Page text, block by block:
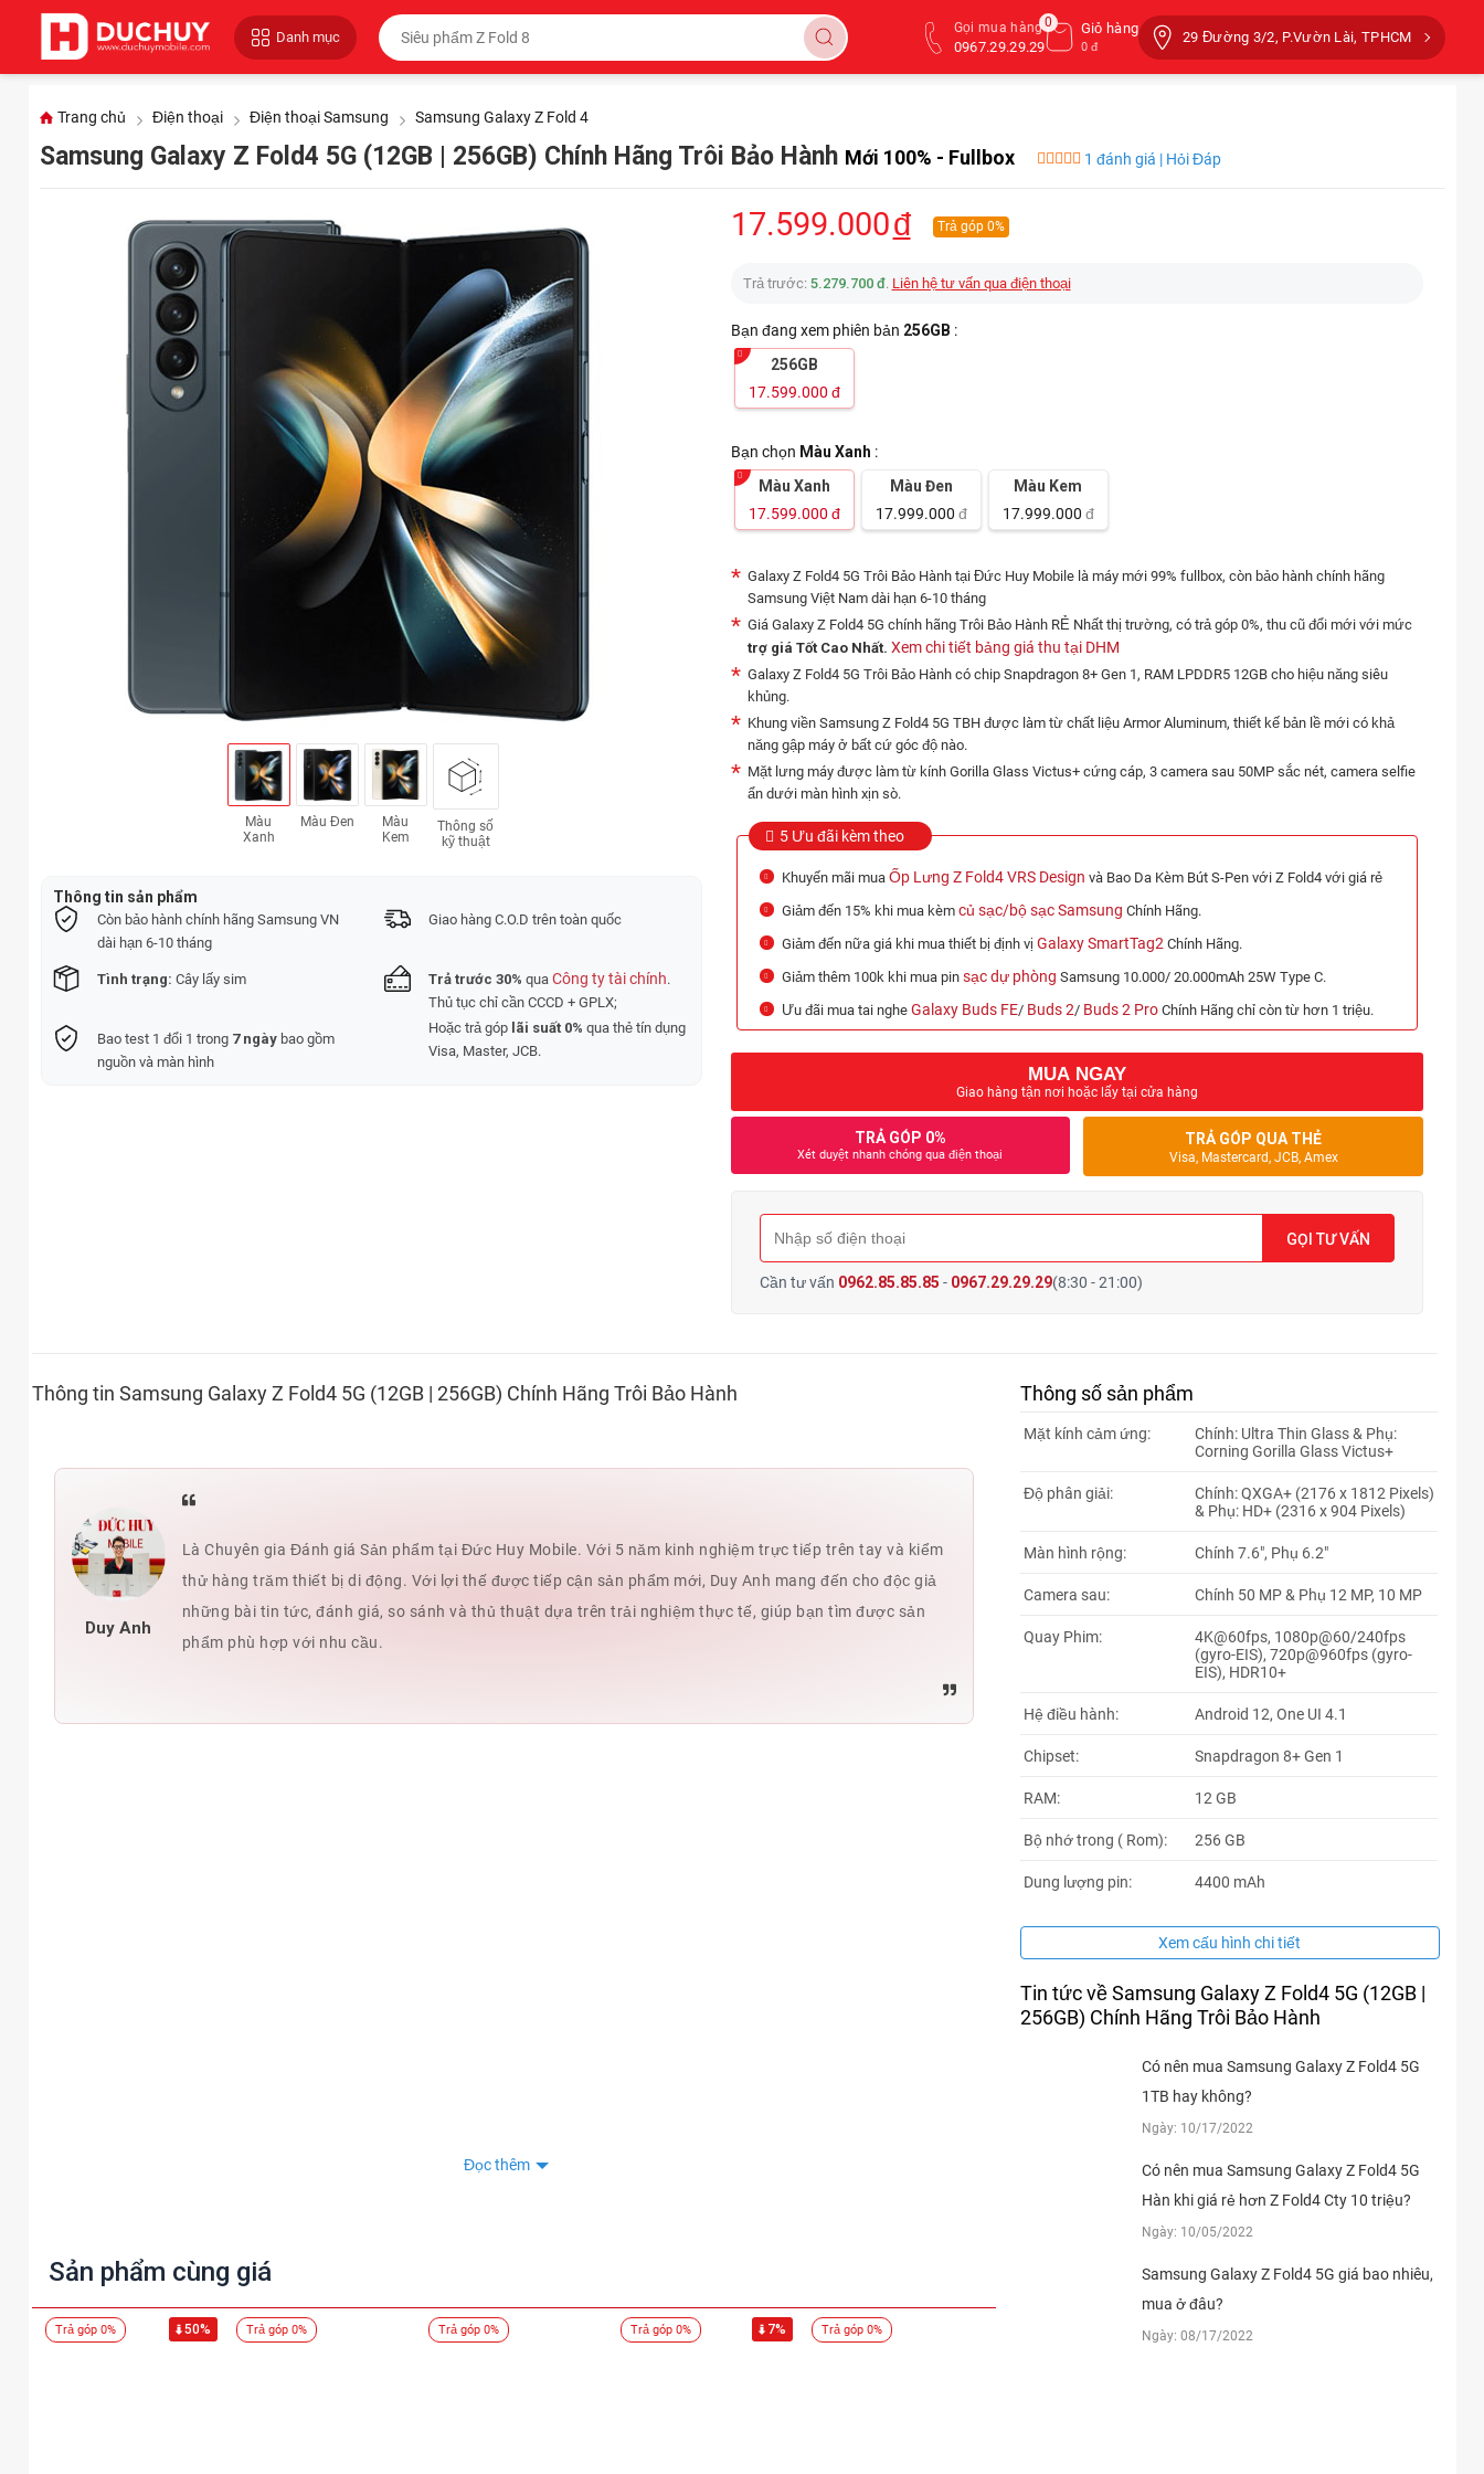
Danh mục
Gọi mua hàng
0967.29.29.29
Giỏ hàng
0 đ
0
29 Đường 3/2, P.Vườn Lài, TPHCM
Trang chủ Điện thoại Điện thoại Samsung Samsung Galaxy Z Fold 4
Samsung Galaxy Z Fold4 5G (12GB | 256GB) Chính Hãng Trôi Bảo Hành Mới 100% - Fullbox 1 đánh giá | Hỏi Đáp
Màu
Xanh
Màu Đen
Màu
Kem
Thông số
kỹ thuật
Thông tin sản phẩm
Còn bảo hành chính hãng Samsung VN
dài hạn 6-10 tháng
Giao hàng C.O.D trên toàn quốc
Tình trạng: Cây lấy sim Trả trước 30% qua Công ty tài chính.
Thủ tục chỉ cần CCCD + GPLX;
Bao test 1 đổi 1 trong 7 ngày bao gồm
nguồn và màn hình
Hoặc trả góp lãi suất 0% qua thẻ tín dụng
Visa, Master, JCB.
17.599.000đ Trả góp 0%
Trả trước: 5.279.700 đ. Liên hệ tư vấn qua điện thoại
Bạn đang xem phiên bản 256GB :
256GB
17.599.000 đ
Bạn chọn Màu Xanh :
Màu Xanh
17.599.000 đ
Màu Đen
17.999.000 đ
Màu Kem
17.999.000 đ
Galaxy Z Fold4 5G Trôi Bảo Hành tại Đức Huy Mobile là máy mới 99% fullbox, còn bảo hành chính hãng
Samsung Việt Nam dài hạn 6-10 tháng
Giá Galaxy Z Fold4 5G chính hãng Trôi Bảo Hành RẺ Nhất thị trường, có trả góp 0%, thu cũ đổi mới với mức
trợ giá Tốt Cao Nhất. Xem chi tiết bảng giá thu tại DHM
Galaxy Z Fold4 5G Trôi Bảo Hành có chip Snapdragon 8+ Gen 1, RAM LPDDR5 12GB cho hiệu năng siêu
khủng.
Khung viền Samsung Z Fold4 5G TBH được làm từ chất liệu Armor Aluminum, thiết kế bản lề mới có khả
năng gập máy ở bất cứ góc độ nào.
Mặt lưng máy được làm từ kính Gorilla Glass Victus+ cứng cáp, 3 camera sau 50MP sắc nét, camera selfie
ẩn dưới màn hình xịn sò.
5 Ưu đãi kèm theo
Khuyến mãi mua Ốp Lưng Z Fold4 VRS Design và Bao Da Kèm Bút S-Pen với Z Fold4 với giá rẻ
Giảm đến 15% khi mua kèm củ sạc/bộ sạc Samsung Chính Hãng.
Giảm đến nữa giá khi mua thiết bị định vị Galaxy SmartTag2Chính Hãng.
Giảm thêm 100k khi mua pin sạc dự phòng Samsung 10.000/ 20.000mAh 25W Type C.
Ưu đãi mua tai nghe Galaxy Buds FE/ Buds 2/ Buds 2 ProChính Hãng chỉ còn từ hơn 1 triệu.
MUA NGAY
Giao hàng tận nơi hoặc lấy tại cửa hàng
TRẢ GÓP 0%
Xét duyệt nhanh chóng qua điện thoại
TRẢ GÓP QUA THẺ
Visa, Mastercard, JCB, Amex
GỌI TƯ VẤN
Cần tư vấn 0962.85.85.85 - 0967.29.29.29(8:30 - 21:00)
Thông tin Samsung Galaxy Z Fold4 5G (12GB | 256GB) Chính Hãng Trôi Bảo Hành
Duy Anh
Là Chuyên gia Đánh giá Sản phẩm tại Đức Huy Mobile. Với 5 năm kinh nghiệm trực tiếp trên tay và kiểm
thử hàng trăm thiết bị di động. Với lợi thế được tiếp cận sản phẩm mới, Duy Anh mang đến cho độc giả
những bài tin tức, đánh giá, so sánh và thủ thuật dựa trên trải nghiệm thực tế, giúp bạn tìm được sản
phẩm phù hợp với nhu cầu.
Đọc thêm
Sản phẩm cùng giá
Trả góp 0% 50% Trả góp 0% Trả góp 0% Trả góp 0% 7% Trả góp 0%
Thông số sản phẩm
Mặt kính cảm ứng:
Chính: Ultra Thin Glass & Phụ:
Corning Gorilla Glass Victus+
Độ phân giải:
Chính: QXGA+ (2176 x 1812 Pixels)
& Phụ: HD+ (2316 x 904 Pixels)
Màn hình rộng: Chính 7.6", Phụ 6.2"
Camera sau: Chính 50 MP & Phụ 12 MP, 10 MP
Quay Phim:
4K@60fps, 1080p@60/240fps
(gyro-EIS), 720p@960fps (gyro-
EIS), HDR10+
Hệ điều hành: Android 12, One UI 4.1
Chipset: Snapdragon 8+ Gen 1
RAM: 12 GB
Bộ nhớ trong ( Rom): 256 GB
Dung lượng pin: 4400 mAh
Xem cấu hình chi tiết
Tin tức về Samsung Galaxy Z Fold4 5G (12GB |
256GB) Chính Hãng Trôi Bảo Hành
Có nên mua Samsung Galaxy Z Fold4 5G
1TB hay không?
Ngày: 10/17/2022
Có nên mua Samsung Galaxy Z Fold4 5G
Hàn khi giá rẻ hơn Z Fold4 Cty 10 triệu?
Ngày: 10/05/2022
Samsung Galaxy Z Fold4 5G giá bao nhiêu,
mua ở đâu?
Ngày: 08/17/2022